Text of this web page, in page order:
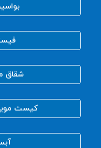
شقاق
کیست